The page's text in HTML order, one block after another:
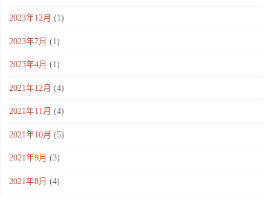
2023年12月 (1)
2023年7月 (1)
2023年4月 (1)
2021年12月 (4)
2021年11月 (4)
2021年10月 (5)
2021年9月 (3)
2021年8月 (4)